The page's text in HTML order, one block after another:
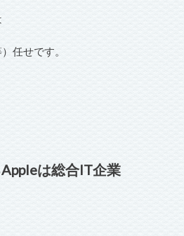
任せです。
は総合IT企業